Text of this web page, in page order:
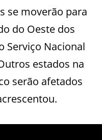
se moverão para
do Oeste dos
Serviço Nacional
estados na
serão afetados